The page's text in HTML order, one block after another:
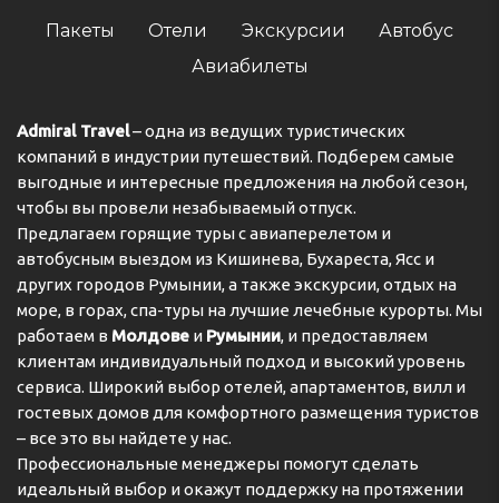
Пакеты Отели Экскурсии
Автобус
Авиабилеты
Admiral Travel– одна из ведущих туристических
компаний в индустрии путешествий. Подберем самые
выгодные и интересные предложения на любой сезон,
чтобы вы провели незабываемый отпуск.
Предлагаем горящие туры с авиаперелетом и
автобусным выездом из Кишинева, Бухареста, Ясс и
других городов Румынии, а также экскурсии, отдых на
море, в горах, спа-туры на лучшие лечебные курорты. Мы
работаем в Молдове и Румынии, и предоставляем
клиентам индивидуальный подход и высокий уровень
сервиса. Широкий выбор отелей, апартаментов, вилл и
гостевых домов для комфортного размещения туристов
– все это вы найдете у нас.
Профессиональные менеджеры помогут сделать
идеальный выбор и окажут поддержку на протяжении